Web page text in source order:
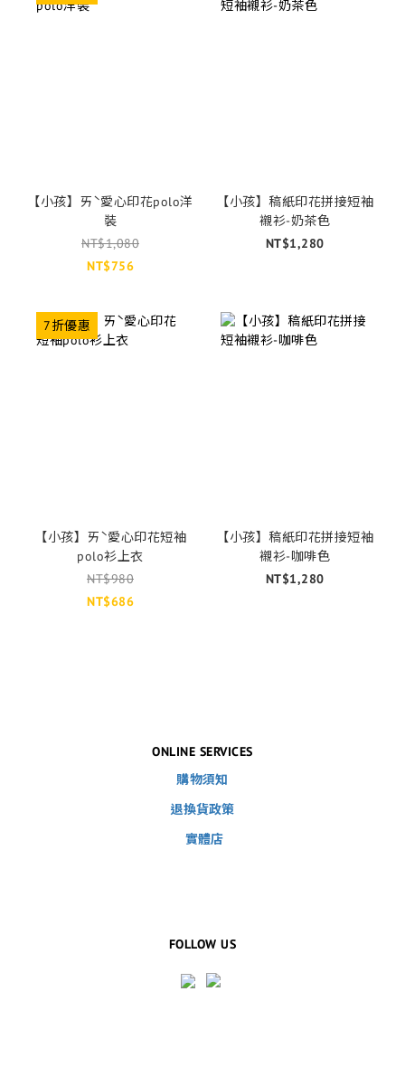
【小孩】ㄞˋ愛心印花polo洋
裝
NT$1,080
NT$756
【小孩】稿紙印花拼接短袖
襯衫-奶茶色
NT$1,280
7折優惠
【小孩】ㄞˋ愛心印花短袖
polo衫上衣
NT$980
NT$686
【小孩】稿紙印花拼接短袖
襯衫-咖啡色
NT$1,280
ONLINE SERVICES
購物須知
退換貨政策
實體店
FOLLOW US